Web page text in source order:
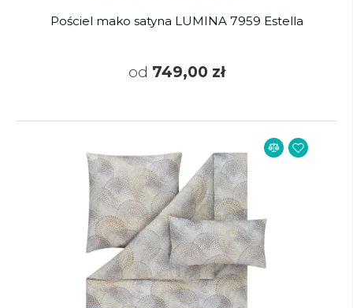
Pościel mako satyna LUMINA 7959 Estella
od 749,00 zł